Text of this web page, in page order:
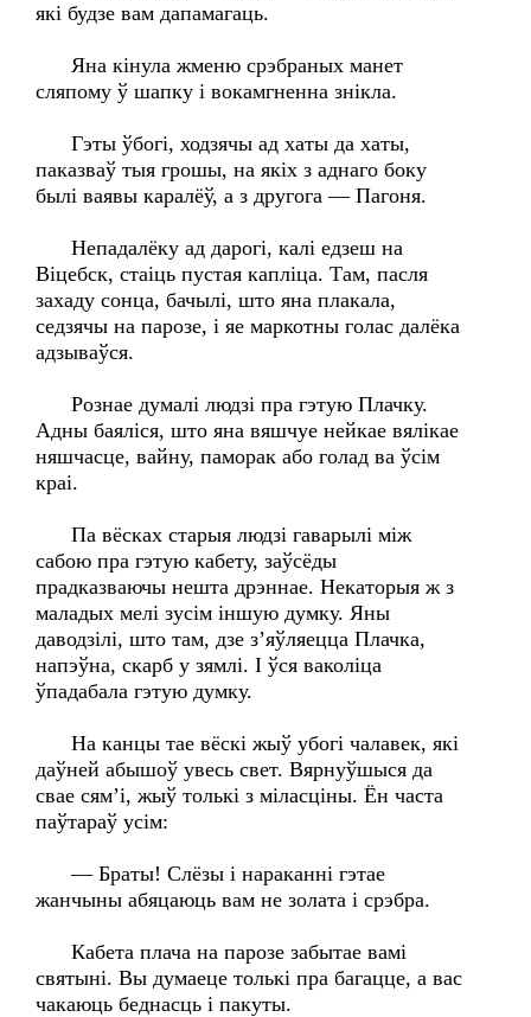
які будзе вам дапамагаць.
Яна кінула жменю срэбраных манет
сляпому ў шапку і вокамгненна знікла.
Гэты ўбогі, ходзячы ад хаты да хаты,
паказваў тыя грошы, на якіх з аднаго боку
былі ваявы каралёў, а з другога — Пагоня.
Непадалёку ад дарогі, калі едзеш на
Віцебск, стаіць пустая капліца. Там, пасля
захаду сонца, бачылі, што яна плакала,
седзячы на парозе, і яе маркотны голас далёка
адзываўся.
Рознае думалі людзі пра гэтую Плачку.
Адны баяліся, што яна вяшчуе нейкае вялікае
няшчасце, вайну, паморак або голад ва ўсім
краі.
Па вёсках старыя людзі гаварылі між
сабою пра гэтую кабету, заўсёды
прадказваючы нешта дрэннае. Некаторыя ж з
маладых мелі зусім іншую думку. Яны
даводзілі, што там, дзе з’яўляецца Плачка,
напэўна, скарб у зямлі. І ўся ваколіца
ўпадабала гэтую думку.
На канцы тае вёскі жыў убогі чалавек, які
даўней абышоў увесь свет. Вярнуўшыся да
свае сям’і, жыў толькі з міласціны. Ён часта
паўтараў усім:
— Браты! Слёзы і нараканні гэтае
жанчыны абяцаюць вам не золата і срэбра.
Кабета плача на парозе забытае вамі
святыні. Вы думаеце толькі пра багацце, а вас
чакаюць беднасць і пакуты.